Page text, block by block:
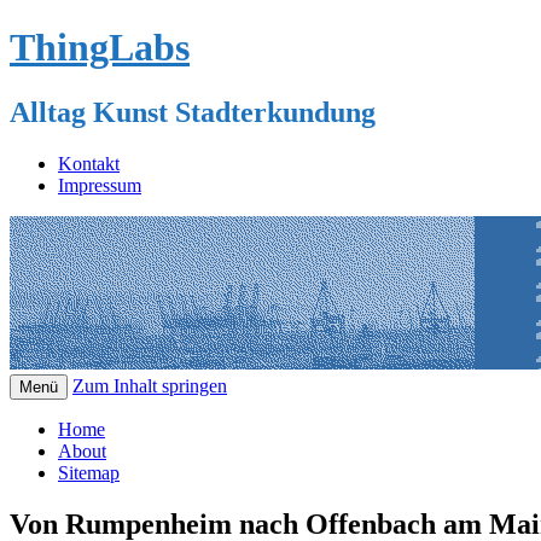
ThingLabs
Alltag Kunst Stadterkundung
Kontakt
Impressum
Menü Zum Inhalt springen
Home
About
Sitemap
Von Rumpenheim nach Offenbach am